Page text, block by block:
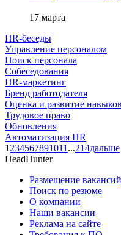
17 марта
HR-беседы
Управление персоналом
Поиск персонала
Собеседования
HR-маркетинг
Бренд работодателя
Оценка и развитие навыков
Трудовое право
Обновления
Автоматизация HR
1 234567891011 ...214дальше
HeadHunter
Размещение вакансий
Поиск по резюме
О компании
Наши вакансии
Реклама на сайте